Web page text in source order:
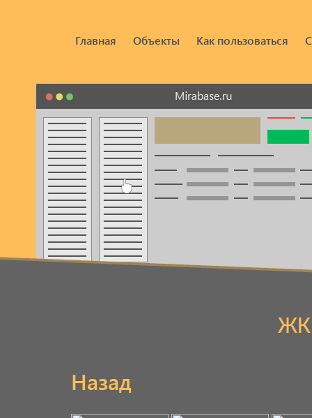
Главная Объекты Как пользоваться
ЖК
Назад